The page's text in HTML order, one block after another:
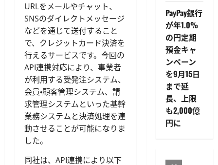
URLをメールやチャット、
SNSのダイレクトメッセージ
などを通じて送付すること
で、クレジットカード決済を
行えるサービスです。今回の
API連携対応により、事業者
が利用する受発注システム、
会員・顧客管理システム、請
求管理システムといった基幹
業務システムと決済処理を連
動させることが可能になりま
した。
同社は、API連携により以下
PayPay銀行
が年1.0%
の円定期
預金キャ
ンペーン
を9月15日
まで延
長、上限
も2,000億
円に